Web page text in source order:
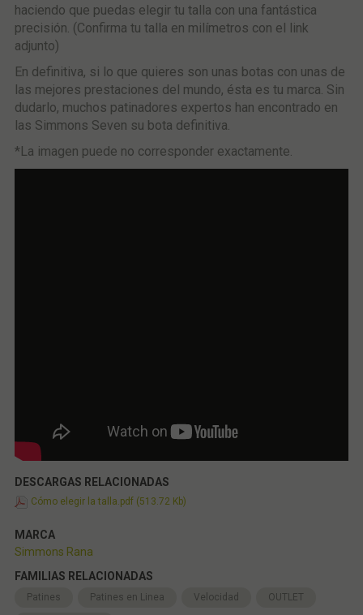
haciendo que puedas elegir tu talla con una fantástica
precisión. (Confirma tu talla en milímetros con el link
adjunto)
En definitiva, si lo que quieres son unas botas con unas de
las mejores prestaciones del mundo, ésta es tu marca. Sin
dudarlo, muchos patinadores expertos han encontrado en
las Simmons Seven su bota definitiva.
*La imagen puede no corresponder exactamente.
DESCARGAS RELACIONADAS
Cómo elegir la talla.pdf (513.72 Kb)
MARCA
Simmons Rana
FAMILIAS RELACIONADAS
Patines Patines en Linea Velocidad OUTLET